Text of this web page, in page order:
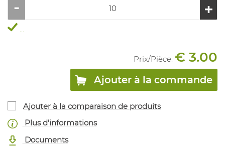
...
Prix/Pièce: € 3.00
Ajouter à la commande
Ajouter à la comparaison de produits
Plus d'informations
Documents